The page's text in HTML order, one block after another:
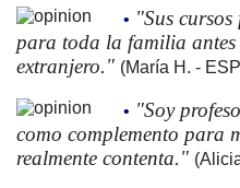
• "Sus
para toda la familia
extranjero." (María H. -
• "Soy
como complemento para
realmente contenta."